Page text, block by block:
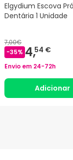
Elgydium Escova
Dentária 1 Unidade
7,00€
-35% 4,54 €
Envio em 24-72h
Adicionar